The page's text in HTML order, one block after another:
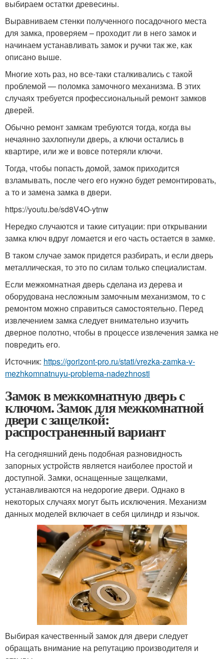
выбираем остатки древесины.
Выравниваем стенки полученного посадочного места
для замка, проверяем – проходит ли в него замок и
начинаем устанавливать замок и ручки так же, как
описано выше.
Многие хоть раз, но все-таки сталкивались с такой
проблемой — поломка замочного механизма. В этих
случаях требуется профессиональный ремонт замков
дверей.
Обычно ремонт замкам требуются тогда, когда вы
нечаянно захлопнули дверь, а ключи остались в
квартире, или же и вовсе потеряли ключи.
Тогда, чтобы попасть домой, замок приходится
взламывать, после чего его нужно будет ремонтировать,
а то и замена замка в двери.
https://youtu.be/sd8V4O-ytnw
Нередко случаются и такие ситуации: при открывании
замка ключ вдруг ломается и его часть остается в замке.
В таком случае замок придется разбирать, и если дверь
металлическая, то это по силам только специалистам.
Если межкомнатная дверь сделана из дерева и
оборудована несложным замочным механизмом, то с
ремонтом можно справиться самостоятельно. Перед
извлечением замка следует внимательно изучить
дверное полотно, чтобы в процессе извлечения замка не
повредить его.
Источник: https://gorizont-pro.ru/stati/vrezka-zamka-v-
mezhkomnatnuyu-problema-nadezhnosti
Замок в межкомнатную дверь с
ключом. Замок для межкомнатной
двери с защелкой:
распространенный вариант
На сегодняшний день подобная разновидность
запорных устройств является наиболее простой и
доступной. Замки, оснащенные защелками,
устанавливаются на недорогие двери. Однако в
некоторых случаях могут быть исключения. Механизм
данных моделей включает в себя цилиндр и язычок.
Выбирая качественный замок для двери следует
обращать внимание на репутацию производителя и